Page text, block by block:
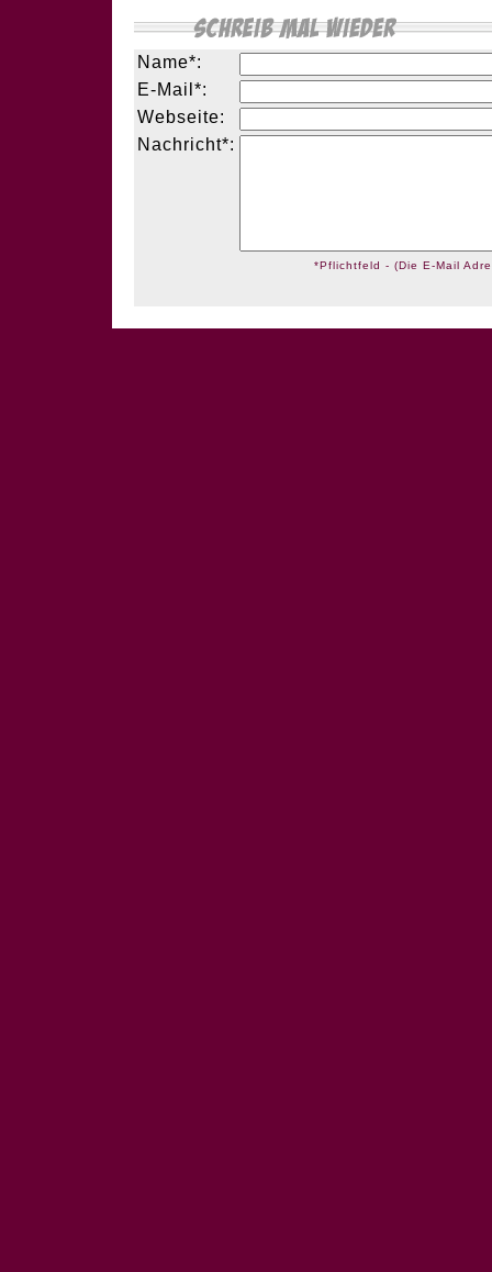
Name*:
E-Mail*:
Webseite:
Nachricht*:
*Pflichtfeld - (Die E-Mail